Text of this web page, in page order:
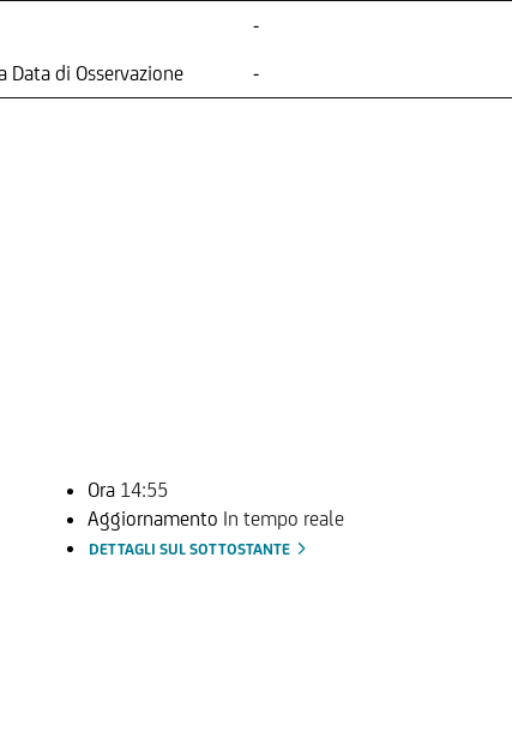
-
Data di Osservazione -
Ora 14:55
Aggiornamento In tempo reale
DETTAGLI SUL SOTTOSTANTE